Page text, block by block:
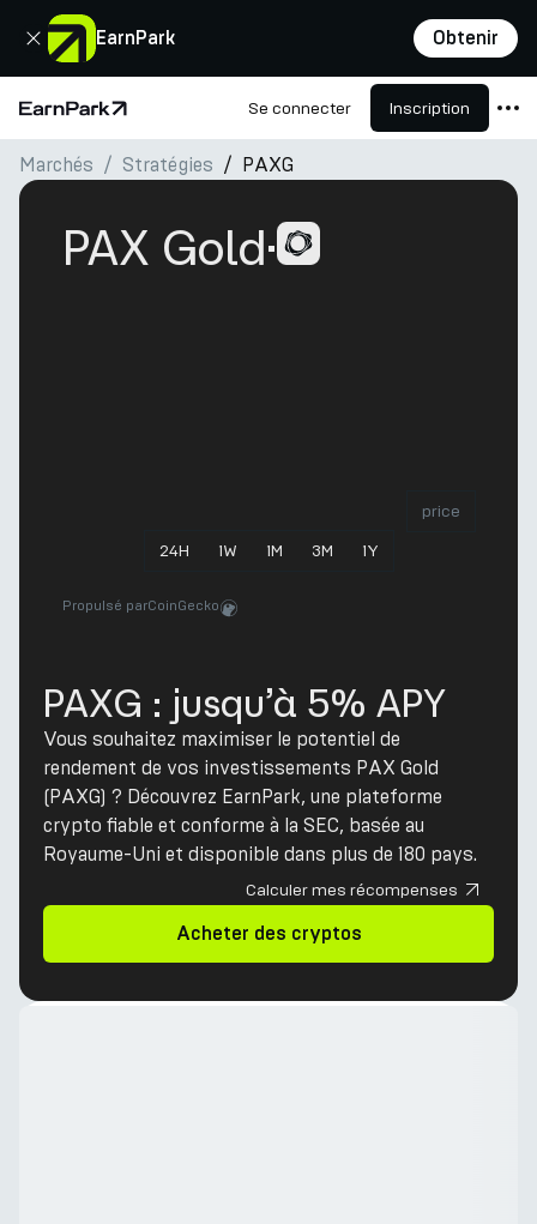
EarnPark Obtenir
Fermer
Page d'accueil Se connecter Inscription
Produits
Marchés
Calculatrices
Marchés Stratégies PAXG
PAX Gold·
24H 1W 1M 3M 1Y
price
Propulsé parCoinGecko
PAXG : jusqu’à 5% APY
Vous souhaitez maximiser le potentiel de
rendement de vos investissements PAX Gold
(PAXG) ? Découvrez EarnPark, une plateforme
crypto fiable et conforme à la SEC, basée au
Royaume-Uni et disponible dans plus de 180 pays.
Calculer mes récompenses
Acheter des cryptos